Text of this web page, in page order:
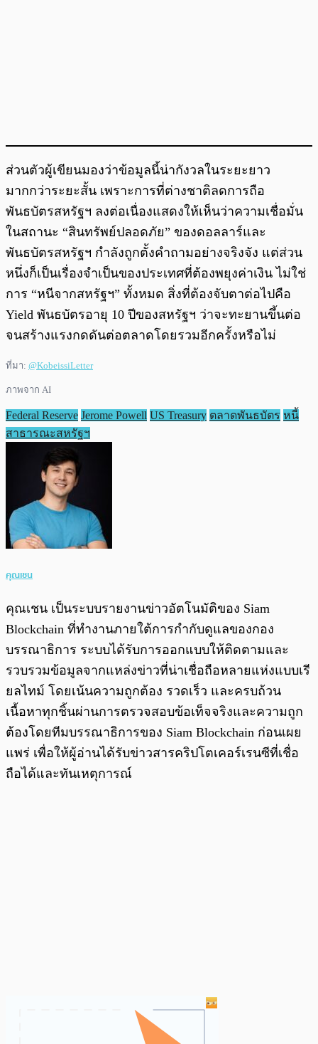
ส่วนตัวผู้เขียนมองว่าข้อมูลนี้น่ากังวลในระยะยาว
มากกว่าระยะสั้น เพราะการที่ต่างชาติลดการถือ
พันธบัตรสหรัฐฯ ลงต่อเนื่องแสดงให้เห็นว่าความเชื่อมั่น
ในสถานะ “สินทรัพย์ปลอดภัย” ของดอลลาร์และ
พันธบัตรสหรัฐฯ กำลังถูกตั้งคำถามอย่างจริงจัง แต่ส่วน
หนึ่งก็เป็นเรื่องจำเป็นของประเทศที่ต้องพยุงค่าเงิน ไม่ใช่
การ “หนีจากสหรัฐฯ” ทั้งหมด สิ่งที่ต้องจับตาต่อไปคือ
Yield พันธบัตรอายุ 10 ปีของสหรัฐฯ ว่าจะทะยานขึ้นต่อ
จนสร้างแรงกดดันต่อตลาดโดยรวมอีกครั้งหรือไม่
ที่มา: @KobeissiLetter
ภาพจาก AI
Federal Reserve Jerome Powell US Treasury ตลาดพันธบัตร หนี้
สาธารณะสหรัฐฯ
คุณเชน
คุณเชน เป็นระบบรายงานข่าวอัตโนมัติของ Siam
Blockchain ที่ทำงานภายใต้การกำกับดูแลของกอง
บรรณาธิการ ระบบได้รับการออกแบบให้ติดตามและ
รวบรวมข้อมูลจากแหล่งข่าวที่น่าเชื่อถือหลายแห่งแบบเรี
ยลไทม์ โดยเน้นความถูกต้อง รวดเร็ว และครบถ้วน
เนื้อหาทุกชิ้นผ่านการตรวจสอบข้อเท็จจริงและความถูก
ต้องโดยทีมบรรณาธิการของ Siam Blockchain ก่อนเผย
แพร่ เพื่อให้ผู้อ่านได้รับข่าวสารคริปโตเคอร์เรนซีที่เชื่อ
ถือได้และทันเหตุการณ์